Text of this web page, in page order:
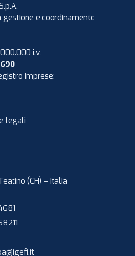
e coordinamento
i.v.
Imprese:
legali
(CH) – Italia